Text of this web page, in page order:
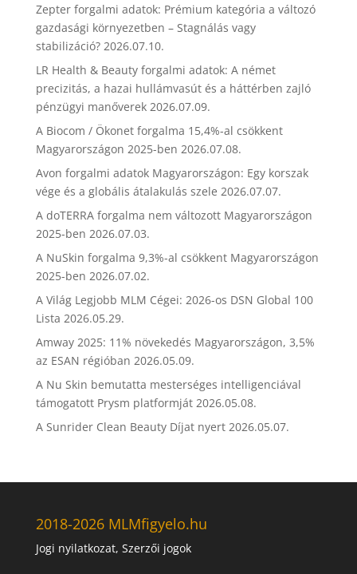
Zepter forgalmi adatok: Prémium kategória a változó
gazdasági környezetben – Stagnálás vagy
stabilizáció? 2026.07.10.
LR Health & Beauty forgalmi adatok: A német
precizitás, a hazai hullámvasút és a háttérben zajló
pénzügyi manőverek 2026.07.09.
A Biocom / Ökonet forgalma 15,4%-al csökkent
Magyarországon 2025-ben 2026.07.08.
Avon forgalmi adatok Magyarországon: Egy korszak
vége és a globális átalakulás szele 2026.07.07.
A doTERRA forgalma nem változott Magyarországon
2025-ben 2026.07.03.
A NuSkin forgalma 9,3%-al csökkent Magyarországon
2025-ben 2026.07.02.
A Világ Legjobb MLM Cégei: 2026-os DSN Global 100
Lista 2026.05.29.
Amway 2025: 11% növekedés Magyarországon, 3,5%
az ESAN régióban 2026.05.09.
A Nu Skin bemutatta mesterséges intelligenciával
támogatott Prysm platformját 2026.05.08.
A Sunrider Clean Beauty Díjat nyert 2026.05.07.
2018-2026 MLMfigyelo.hu
Jogi nyilatkozat, Szerzői jogok